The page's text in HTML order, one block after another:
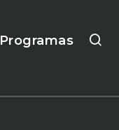
Programas